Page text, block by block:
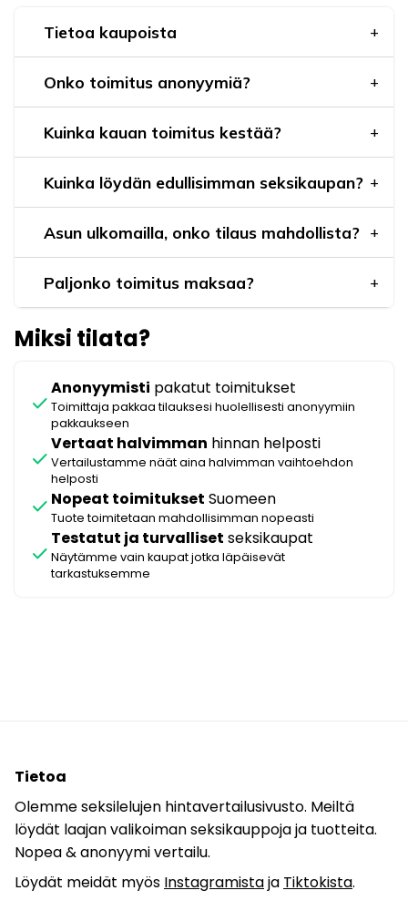
Tietoa kaupoista
Onko toimitus anonyymiä?
Kuinka kauan toimitus kestää?
Kuinka löydän edullisimman seksikaupan?
Asun ulkomailla, onko tilaus mahdollista?
Paljonko toimitus maksaa?
Miksi tilata?
check
Anonyymisti pakatut toimitukset
Toimittaja pakkaa tilauksesi huolellisesti anonyymiin
pakkaukseen
check
Vertaat halvimman hinnan helposti
Vertailustamme näät aina halvimman vaihtoehdon
helposti
check Nopeat toimitukset Suomeen
Tuote toimitetaan mahdollisimman nopeasti
check
Testatut ja turvalliset seksikaupat
Näytämme vain kaupat jotka läpäisevät
tarkastuksemme
Tietoa
Olemme seksilelujen hintavertailusivusto. Meiltä
löydät laajan valikoiman seksikauppoja ja tuotteita.
Nopea & anonyymi vertailu.
Löydät meidät myös Instagramistaja Tiktokista.